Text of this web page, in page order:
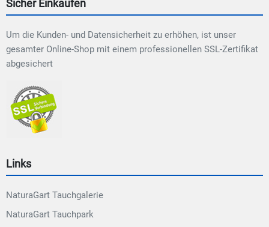
Sicher Einkaufen
Um die Kunden- und Datensicherheit zu erhöhen, ist unser
gesamter Online-Shop mit einem professionellen SSL-Zertifikat
abgesichert
Links
NaturaGart Tauchgalerie
NaturaGart Tauchpark